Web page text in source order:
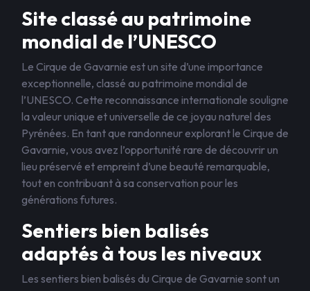
Site classé au patrimoine
mondial de l’UNESCO
Le Cirque de Gavarnie est un site d’une importance
exceptionnelle, classé au patrimoine mondial de
l’UNESCO. Cette reconnaissance internationale souligne
la valeur unique et universelle de ce joyau naturel des
Pyrénées. En tant que randonneur explorant le Cirque de
Gavarnie, vous avez l’opportunité rare de découvrir un
lieu préservé et empreint d’une beauté remarquable,
tout en contribuant à sa conservation pour les
générations futures.
Sentiers bien balisés
adaptés à tous les niveaux
Les sentiers bien balisés du Cirque de Gavarnie sont un